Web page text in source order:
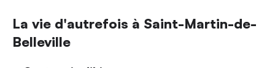
La vie d'autrefois à Saint-Martin-de-
Belleville